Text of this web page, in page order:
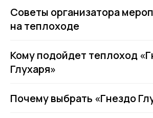
Советы организатора
на теплоходе
Кому подойдет теплоход
Глухаря»
Почему выбрать «Гнездо